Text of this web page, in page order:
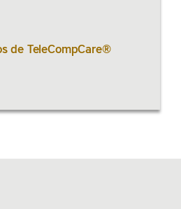
de TeleCompCare®